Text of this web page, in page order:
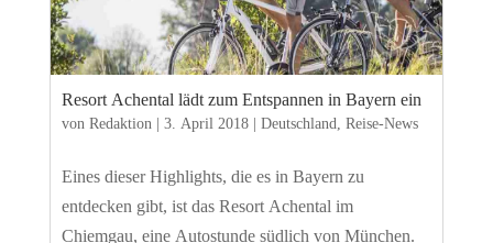
Resort Achental lädt zum Entspannen in Bayern ein
von Redaktion| 3. April 2018| Deutschland, Reise-News
Eines dieser Highlights, die es in Bayern zu
entdecken gibt, ist das Resort Achental im
Chiemgau, eine Autostunde südlich von München.